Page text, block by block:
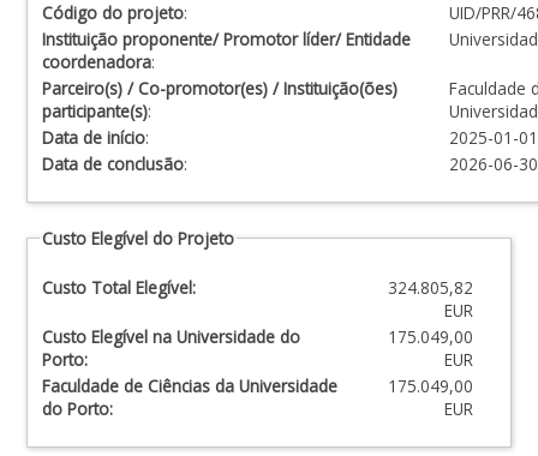
Código do projeto:
UID/PRR/
Instituição proponente/ Promotor líder/ Entidade
coordenadora:
Parceiro(s) / Co-promotor(es) / Instituição(ões)
participante(s):
Faculdade
Data de início:
2025-01-01
Data de conclusão: 2026-06-30
Custo Elegível do Projeto
Custo Total Elegível:
324.805,82
EUR
Custo Elegível na Universidade do
Porto:
175.049,00
EUR
Faculdade de Ciências da Universidade
do Porto:
175.049,00
EUR